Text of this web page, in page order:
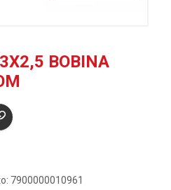
BOBINA
7900000010961